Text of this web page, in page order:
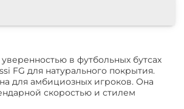
в футбольных бутсах
FG для натурального покрытия.
для амбициозных игроков. Она
скоростью и стилем